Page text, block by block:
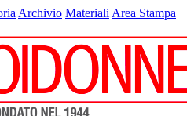
Archivio Materiali Area Stampa